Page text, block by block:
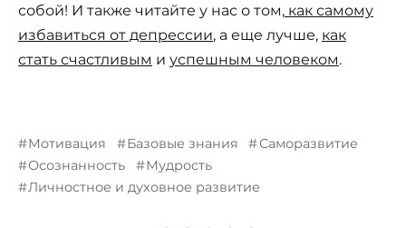
собой! И также читайте у нас о том, как самому
избавиться от депрессии, а еще лучше, как
стать счастливым и успешным человеком.
Мотивация Базовые знания
Саморазвитие
Осознанность
Мудрость
Личностное и духовное развитие